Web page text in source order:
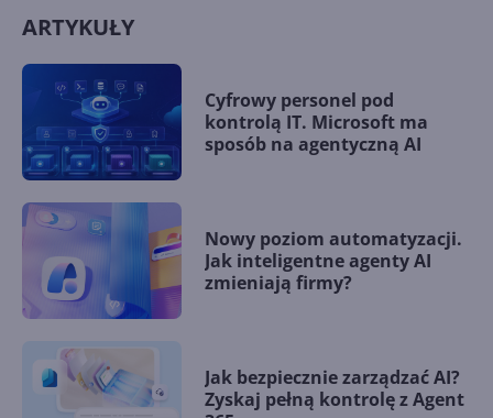
ARTYKUŁY
Cyfrowy personel pod
kontrolą IT. Microsoft ma
sposób na agentyczną AI
Nowy poziom automatyzacji.
Jak inteligentne agenty AI
zmieniają firmy?
Jak bezpiecznie zarządzać AI?
Zyskaj pełną kontrolę z Agent